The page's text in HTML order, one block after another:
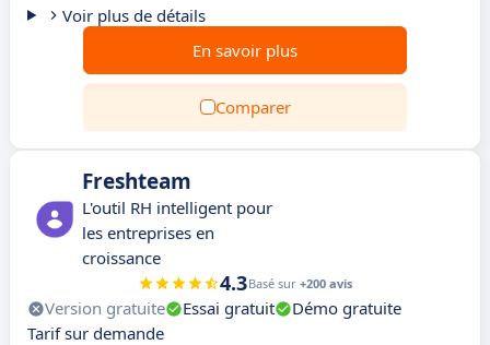
Voir plus de détails
En savoir plus
Comparer
Freshteam
L'outil RH intelligent pour
les entreprises en
croissance
4.3Basé sur +200 avis
Version gratuite Essai gratuit
Démo gratuite
Tarif sur demande